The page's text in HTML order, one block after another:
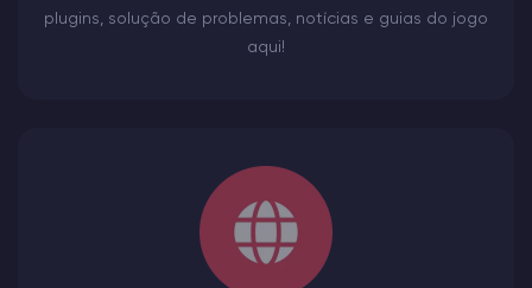
plugins, solução de problemas, notícias e guias do jogo
aqui!